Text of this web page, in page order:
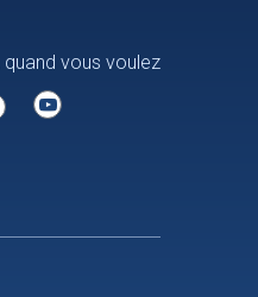
quand vous voulez